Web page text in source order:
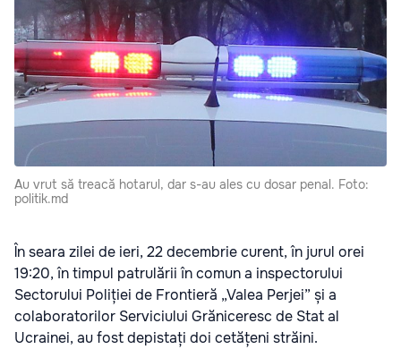
Au vrut să treacă hotarul, dar s-au ales cu dosar penal. Foto:
politik.md
În seara zilei de ieri, 22 decembrie curent, în jurul orei
19:20, în timpul patrulării în comun a inspectorului
Sectorului Poliției de Frontieră „Valea Perjei” și a
colaboratorilor Serviciului Grăniceresc de Stat al
Ucrainei, au fost depistați doi cetățeni străini.